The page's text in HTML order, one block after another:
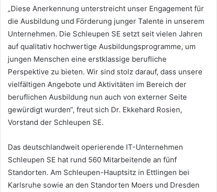
„Diese Anerkennung unterstreicht unser Engagement für
die Ausbildung und Förderung junger Talente in unserem
Unternehmen. Die Schleupen SE setzt seit vielen Jahren
auf qualitativ hochwertige Ausbildungsprogramme, um
jungen Menschen eine erstklassige berufliche
Perspektive zu bieten. Wir sind stolz darauf, dass unsere
vielfältigen Angebote und Aktivitäten im Bereich der
beruflichen Ausbildung nun auch von externer Seite
gewürdigt wurden“, freut sich Dr. Ekkehard Rosien,
Vorstand der Schleupen SE.
Das deutschlandweit operierende IT-Unternehmen
Schleupen SE hat rund 560 Mitarbeitende an fünf
Standorten. Am Schleupen-Hauptsitz in Ettlingen bei
Karlsruhe sowie an den Standorten Moers und Dresden